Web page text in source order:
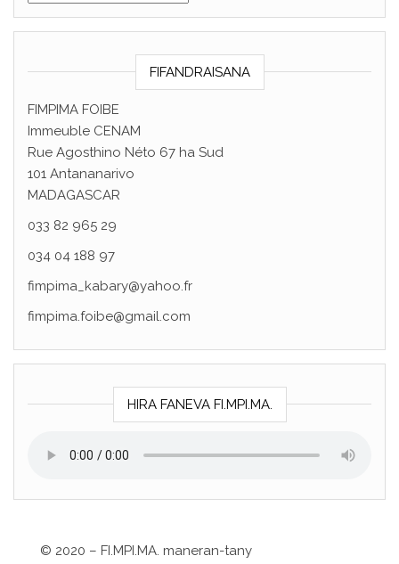
FIFANDRAISANA
FIMPIMA FOIBE
Immeuble CENAM
Rue Agosthino Néto 67 ha Sud
101 Antananarivo
MADAGASCAR
033 82 965 29
034 04 188 97
fimpima_kabary@yahoo.fr
fimpima.foibe@gmail.com
HIRA FANEVA FI.MPI.MA.
© 2020 – FI.MPI.MA. maneran-tany